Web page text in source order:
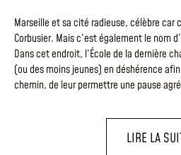
Marseille et sa cité radieuse, célèbre car
Corbusier. Mais c’est également le nom
Dans cet endroit, l’École de la dernière
(ou des moins jeunes) en déshérence
chemin, de leur permettre une pause
LIRE LA